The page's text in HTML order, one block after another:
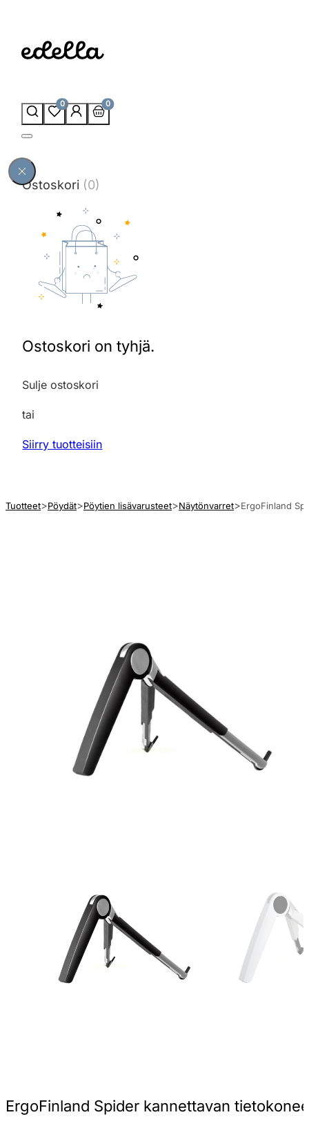
0 0
Ostoskori (0)
Ostoskori on tyhjä.
Sulje ostoskori
tai
Siirry tuotteisiin
Tuotteet Pöydät Pöytien lisävarusteet Näytönvarret ErgoFinland
ErgoFinland Spider kannettavan